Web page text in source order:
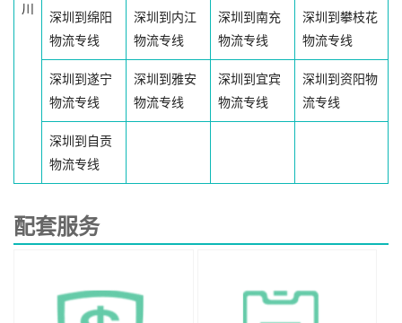
川
深圳到绵阳
物流专线
深圳到内江
物流专线
深圳到南充
物流专线
深圳到攀枝花
物流专线
深圳到遂宁
物流专线
深圳到雅安
物流专线
深圳到宜宾
物流专线
深圳到资阳物
流专线
深圳到自贡
物流专线
配套服务